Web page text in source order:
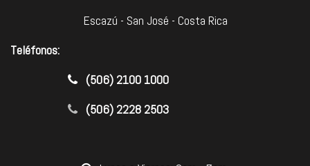
Escazú - San José - Costa Rica
Teléfonos:
​(506) 2100 1000
(506) 2228 2503